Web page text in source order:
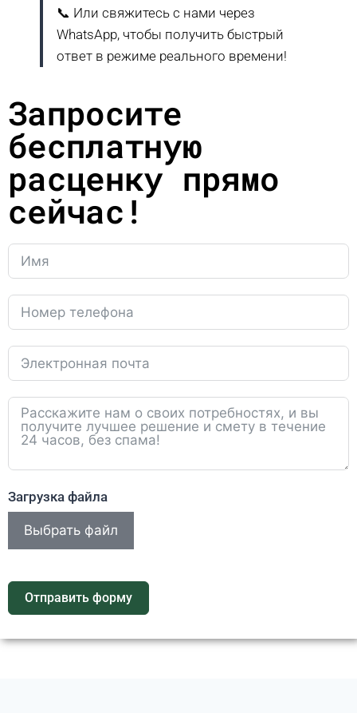
📞 Или свяжитесь с нами через
WhatsApp, чтобы получить быстрый
ответ в режиме реального времени!
Запросите
бесплатную
расценку прямо
сейчас!
Загрузка файла
Выбрать файл
Отправить форму